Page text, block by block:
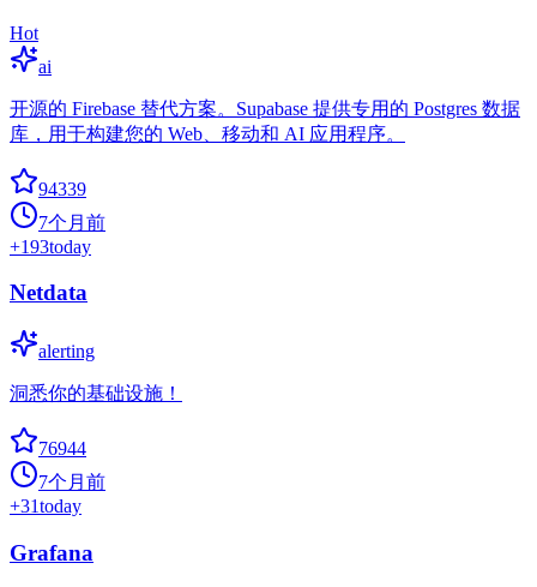
Hot
ai
开源的 Firebase 替代方案。Supabase 提供专用的 Postgres 数据
库，用于构建您的 Web、移动和 AI 应用程序。
94339
7个月前
+193today
Netdata
alerting
洞悉你的基础设施！
76944
7个月前
+31today
Grafana